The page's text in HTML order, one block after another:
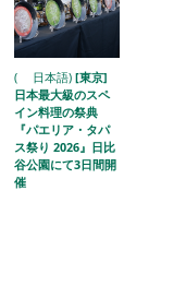
( 日本語)[東京]
日本最大級のスペ
イン料理の祭典
『パエリア・タパ
ス祭り 2026』日比
谷公園にて3日間開
催